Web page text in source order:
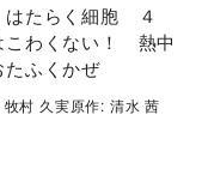
たらく細胞 ４
こわくない！ 熱中
たふくかぜ
村 久実原作: 清水 茜